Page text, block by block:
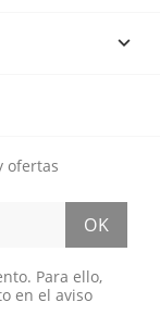

ofertas
Para ello,
en el aviso